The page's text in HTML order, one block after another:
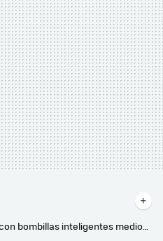
Siempre me he conformado con bombillas inteligentes mediocres. Ahora, con este pack en oferta, quiero estas de Philips